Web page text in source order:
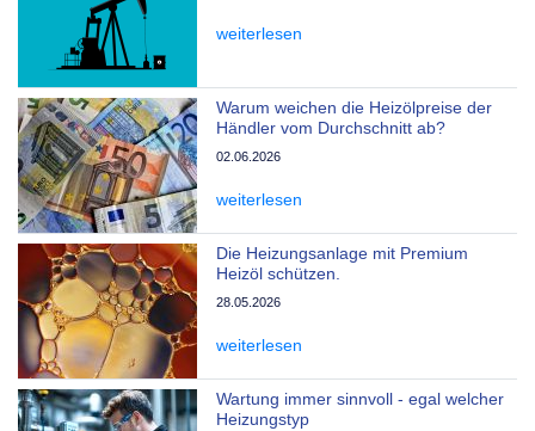
weiterlesen
Warum weichen die Heizölpreise der
Händler vom Durchschnitt ab?
02.06.2026
weiterlesen
Die Heizungsanlage mit Premium
Heizöl schützen.
28.05.2026
weiterlesen
Wartung immer sinnvoll - egal welcher
Heizungstyp